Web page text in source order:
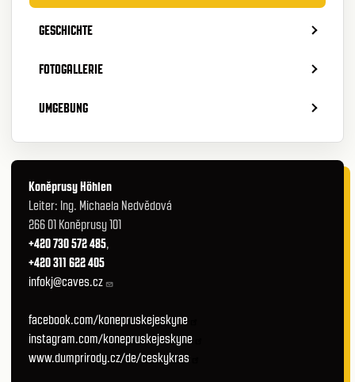
GESCHICHTE
FOTOGALLERIE
UMGEBUNG
Koněprusy Höhlen
Leiter: Ing. Michaela Nedvědová
266 01 Koněprusy 101
+420 730 572 485,
+420 311 622 405
infokj@caves.cz
facebook.com/konepruskejeskyne
instagram.com/konepruskejeskyne
www.dumprirody.cz/de/ceskykras